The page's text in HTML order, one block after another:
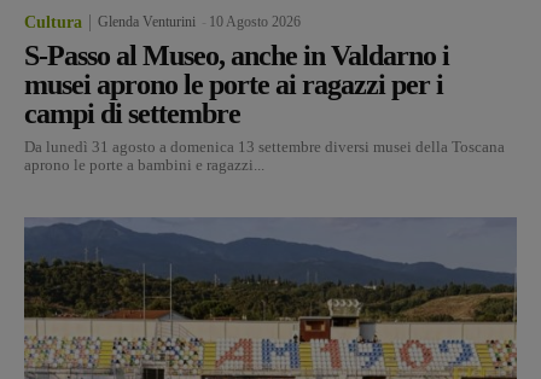
Cultura Glenda Venturini 10 Agosto 2026
S-Passo al Museo, anche in Valdarno i
musei aprono le porte ai ragazzi per i
campi di settembre
Da lunedì 31 agosto a domenica 13 settembre diversi musei della Toscana
aprono le porte a bambini e ragazzi...